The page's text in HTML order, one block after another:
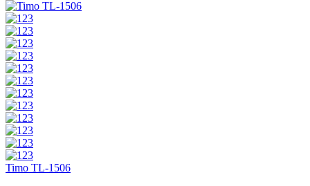
Timo TL-1506